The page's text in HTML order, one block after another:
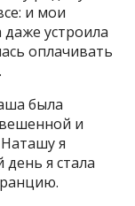
и мои
даже устроила
оплачивать
была
и
я
я стала